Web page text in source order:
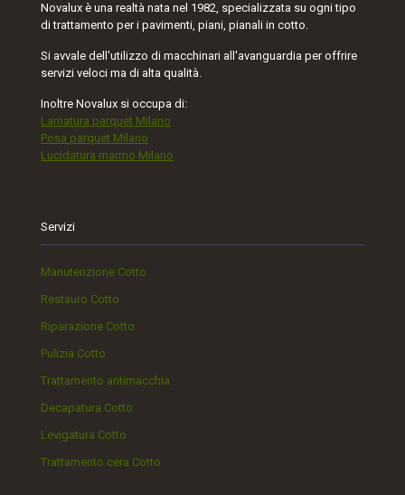
Novalux è una realtà nata nel 1982, specializzata su ogni tipo
di trattamento per i pavimenti, piani, pianali in cotto.
Si avvale dell'utilizzo di macchinari all'avanguardia per offrire
servizi veloci ma di alta qualità.
Inoltre Novalux si occupa di:
Lamatura parquet Milano
Posa parquet Milano
Lucidatura marmo Milano
Servizi
Manutenzione Cotto
Restauro Cotto
Riparazione Cotto
Pulizia Cotto
Trattamento antimacchia
Decapatura Cotto
Levigatura Cotto
Trattamento cera Cotto